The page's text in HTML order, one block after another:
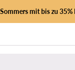
mit bis zu 35%